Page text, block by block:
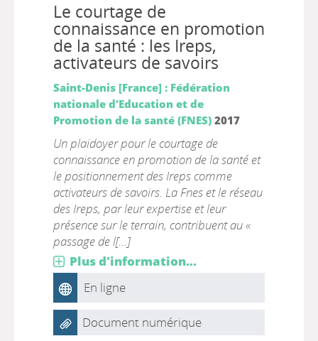
Le courtage de
connaissance en promotion
de la santé : les Ireps,
activateurs de savoirs
Saint-Denis [France] : Fédération
nationale d'Education et de
Promotion de la santé (FNES) 2017
Un plaidoyer pour le courtage de
connaissance en promotion de la santé et
le positionnement des Ireps comme
activateurs de savoirs. La Fnes et le réseau
des Ireps, par leur expertise et leur
présence sur le terrain, contribuent au «
passage de l[...]
Plus d'information...
En ligne
Document numérique